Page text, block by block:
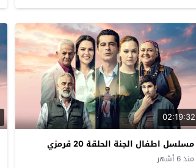
02:19:32
مسلسل اطفال الجنة الحلقة 20 قرمزي
منذ 6 أشهر